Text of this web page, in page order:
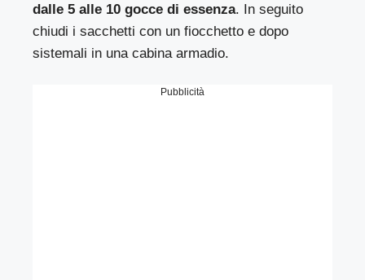
dalle 5 alle 10 gocce di essenza. In seguito
chiudi i sacchetti con un fiocchetto e dopo
sistemali in una cabina armadio.
Pubblicità